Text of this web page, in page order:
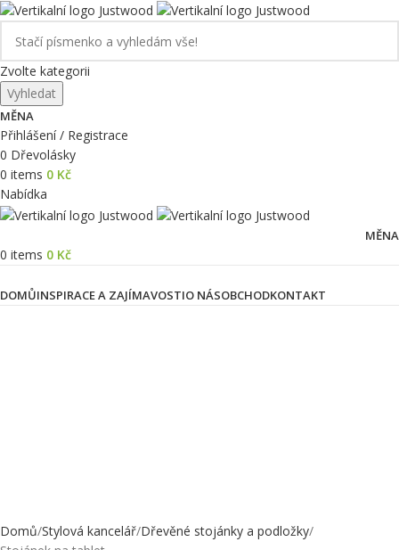
Zvolte kategorii
Vyhledat
MĚNA
Přihlášení / Registrace
0 Dřevolásky
0 items 0 Kč
Nabídka
MĚNA
0 items 0 Kč
DOMŮINSPIRACE A ZAJÍMAVOSTIO NÁSOBCHODKONTAKT
Domů Stylová kancelář Dřevěné stojánky a podložky